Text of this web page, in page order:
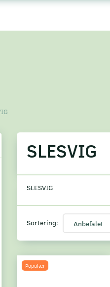
SLESVIG
SLESVIG
Sortering:
Populær